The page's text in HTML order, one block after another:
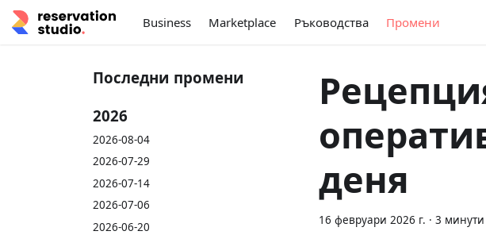
Business Marketplace Ръководства Промени
Последни промени
2026
2026-08-04
2026-07-29
2026-07-14
2026-07-06
2026-06-20
деня
16 февруари 2026 г. · 3 минути